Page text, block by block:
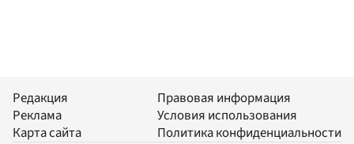
Редакция
Реклама
Карта сайта
Правовая информация
Условия использования
Политика конфиденциальности